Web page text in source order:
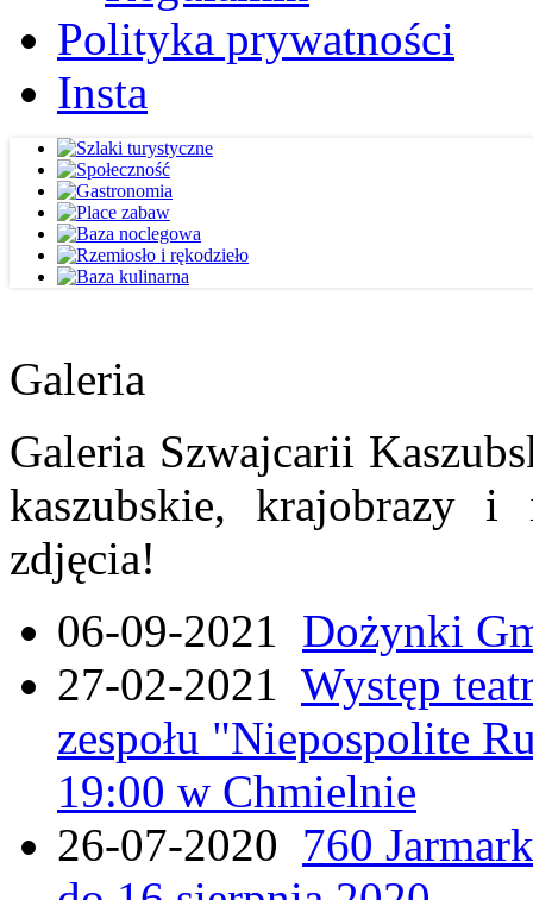
Polityka prywatności
Insta
Galeria
Galeria Szwajcarii
kaszubskie, krajobrazy
zdjęcia!
06-09-2021 Dożynki
27-02-2021 Występ
zespołu "Niepospolite
19:00 w Chmielnie
26-07-2020 760